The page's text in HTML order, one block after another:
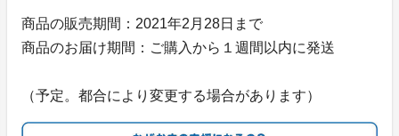
商品の販売期間：2021年2月28日まで
商品のお届け期間：ご購入から１週間以内に発送
（予定。都合により変更する場合があります）